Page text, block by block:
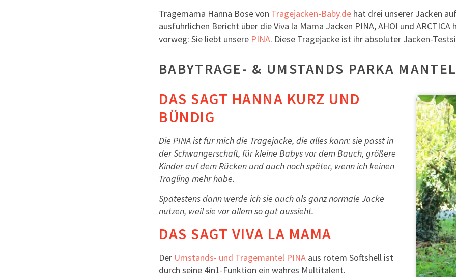
Tragemama Hanna Bose von Tragejacken-Baby.de hat drei unserer Jacken
ausführlichen Bericht über die Viva la Mama Jacken PINA, AHOI und
vorweg: Sie liebt unsere PINA. Diese Tragejacke ist ihr absoluter Jacken-
BABYTRAGE- & UMSTANDS PARKA
DAS SAGT HANNA KURZ UND
BÜNDIG
Die PINA ist für mich die Tragejacke, die alles kann: sie passt in
der Schwangerschaft, für kleine Babys vor dem Bauch, größere
Kinder auf dem Rücken und auch noch später, wenn ich keinen
Tragling mehr habe.
Spätestens dann werde ich sie auch als ganz normale Jacke
nutzen, weil sie vor allem so gut aussieht.
DAS SAGT VIVA LA MAMA
Der Umstands- und Tragemantel PINA aus rotem Softshell ist
durch seine 4in1-Funktion ein wahres Multitalent.